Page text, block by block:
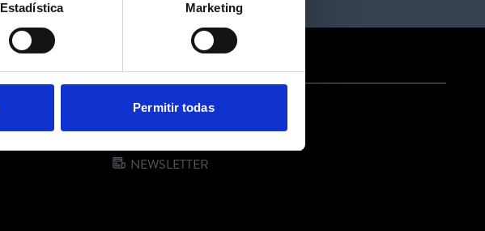
Estadística Marketing
Permitir todas
EMAIL
NEWSLETTER